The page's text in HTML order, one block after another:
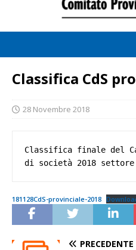
Classifica CdS
28 Novembre 2018
Classifica finale del
di società 2018 settore
181128CdS-provinciale-2018
PRECEDENTE